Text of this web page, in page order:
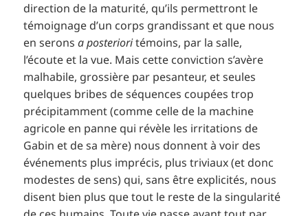
direction de la maturité, qu’ils permettront le
témoignage d’un corps grandissant et que nous
en seronsa posterioritémoins, par la salle,
l’écoute et la vue. Mais cette conviction s’avère
malhabile, grossière par pesanteur, et seules
quelques bribes de séquences coupées trop
précipitamment (comme celle de la machine
agricole en panne qui révèle les irritations de
Gabin et de sa mère) nous donnent à voir des
événements plus imprécis, plus triviaux (et donc
modestes de sens) qui, sans être explicités, nous
disent bien plus que tout le reste de la singularité